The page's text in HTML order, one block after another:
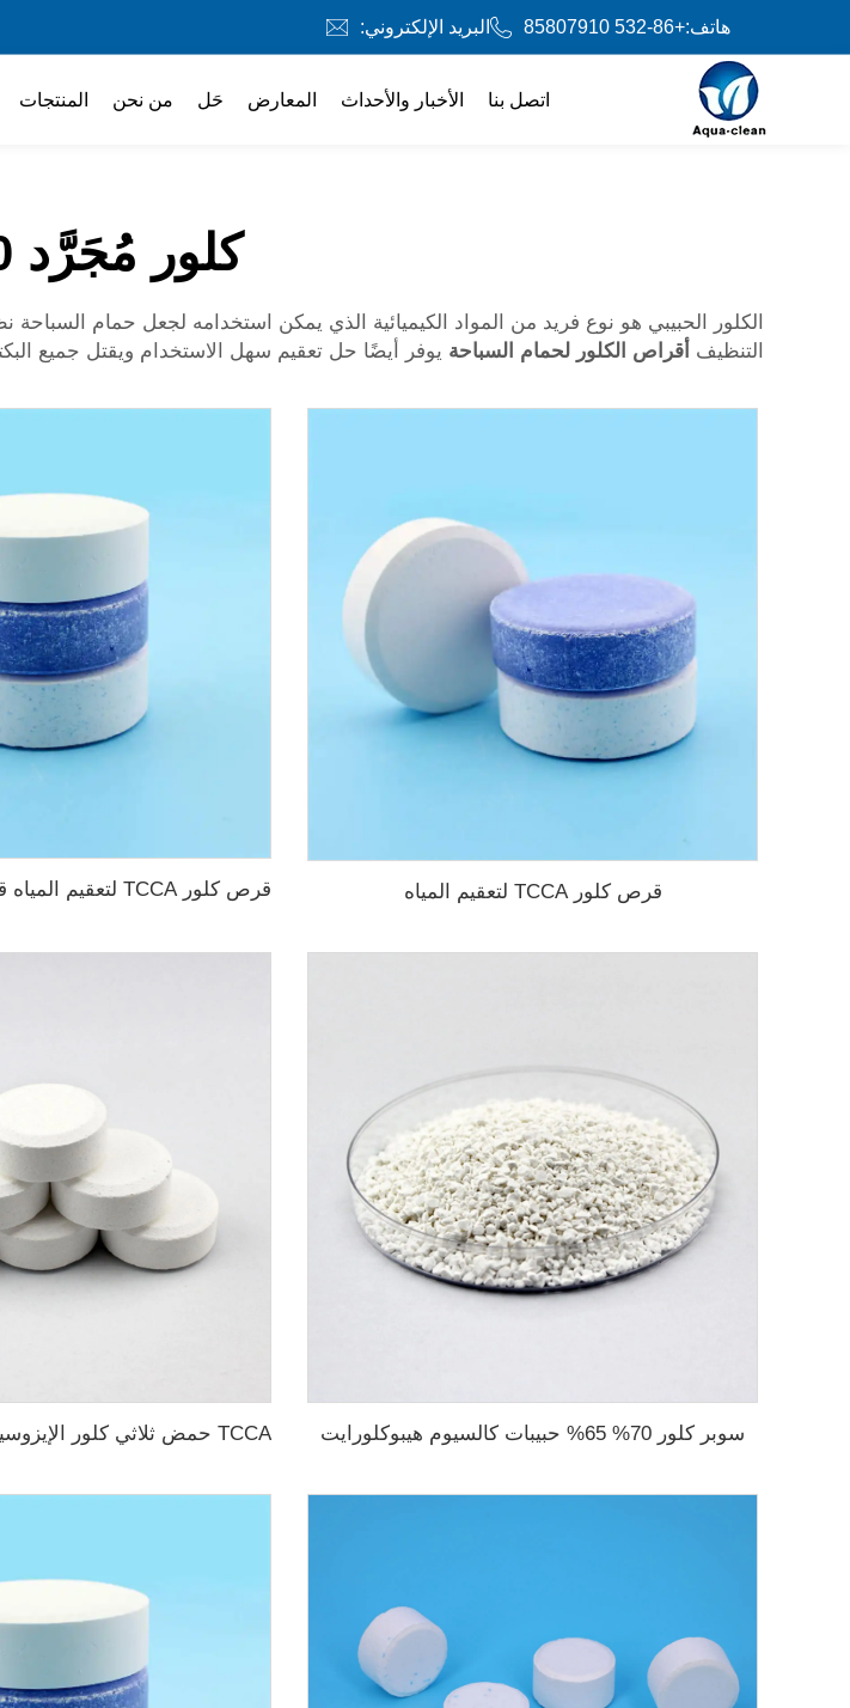
هاتف:+86-532 85807910 البريد الإلكتروني:
المنتجات من نحن حَل المعارض الأخبار والأحداث اتصل بنا
كلور مُجَرَّد 50 رطلاً
الكلور الحبيبي هو نوع فريد من المواد الكيميائية الذي يمكن استخدامه لجعل حمام
التنظيف أقراص الكلور لحمام السباحة يوفر أيضًا حل تعقيم سهل الاستخدام ويقتل جميع
قرص كلور TCCA لتعقيم المياه
سوبر كلور 70% 65% حبيبات كالسيوم هيبوكلورايت